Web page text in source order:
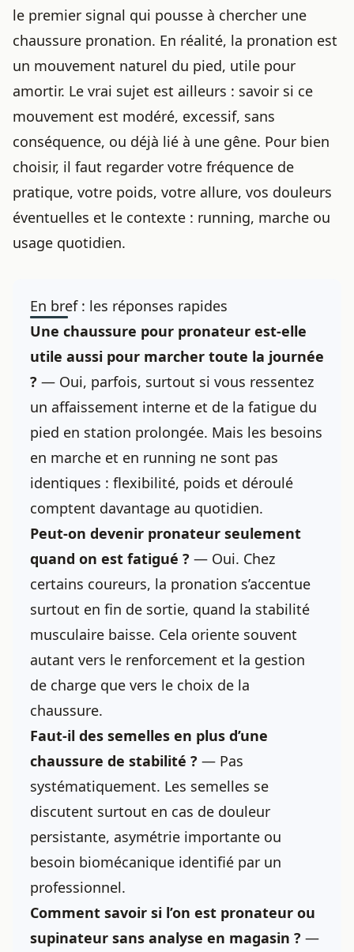
le premier signal qui pousse à chercher une
chaussure pronation. En réalité, la pronation est
un mouvement naturel du pied, utile pour
amortir. Le vrai sujet est ailleurs : savoir si ce
mouvement est modéré, excessif, sans
conséquence, ou déjà lié à une gêne. Pour bien
choisir, il faut regarder votre fréquence de
pratique, votre poids, votre allure, vos douleurs
éventuelles et le contexte : running, marche ou
usage quotidien.
En bref : les réponses rapides
Une chaussure pour pronateur est-elle
utile aussi pour marcher toute la journée
? — Oui, parfois, surtout si vous ressentez
un affaissement interne et de la fatigue du
pied en station prolongée. Mais les besoins
en marche et en running ne sont pas
identiques : flexibilité, poids et déroulé
comptent davantage au quotidien.
Peut-on devenir pronateur seulement
quand on est fatigué ? — Oui. Chez
certains coureurs, la pronation s’accentue
surtout en fin de sortie, quand la stabilité
musculaire baisse. Cela oriente souvent
autant vers le renforcement et la gestion
de charge que vers le choix de la
chaussure.
Faut-il des semelles en plus d’une
chaussure de stabilité ? — Pas
systématiquement. Les semelles se
discutent surtout en cas de douleur
persistante, asymétrie importante ou
besoin biomécanique identifié par un
professionnel.
Comment savoir si l’on est pronateur ou
supinateur sans analyse en magasin ? —